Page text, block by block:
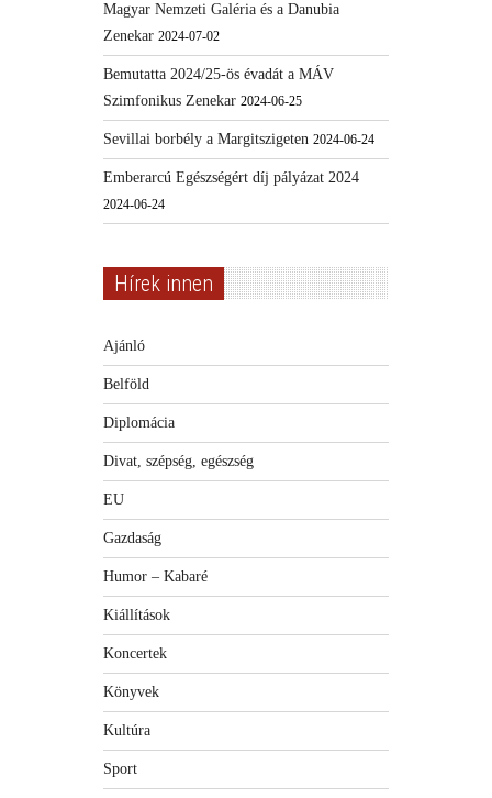
Magyar Nemzeti Galéria és a Danubia
Zenekar 2024-07-02
Bemutatta 2024/25-ös évadát a MÁV
Szimfonikus Zenekar 2024-06-25
Sevillai borbély a Margitszigeten 2024-06-24
Emberarcú Egészségért díj pályázat 2024
2024-06-24
Hírek innen
Ajánló
Belföld
Diplomácia
Divat, szépség, egészség
EU
Gazdaság
Humor – Kabaré
Kiállítások
Koncertek
Könyvek
Kultúra
Sport